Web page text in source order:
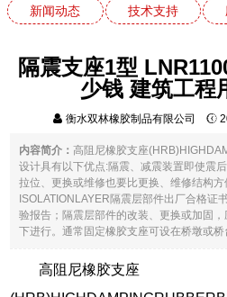
新闻动态 技术支持
隔震支座1型
少钱 建筑工程
衡水双林橡胶制品有限公司
内容简介：高阻尼橡胶支座
设计具有以下优点:隔震、减震装置即使震
拉位、更换或维修也要比更换、维修结构
ISOLATIONLAYER隔震层部件出厂合格证
验报告；隔震层部件的改装、更换或加固
下进行。通常固定橡胶支座可设在桥墩或桥
高阻尼橡胶支座